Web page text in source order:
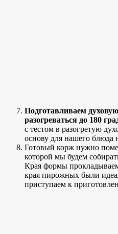
Подготавливаем
разогреваться до 180
с тестом в разогретую
основу для нашего блюда
Готовый корж нужно
которой мы будем
Края формы
края пирожных были
приступаем к